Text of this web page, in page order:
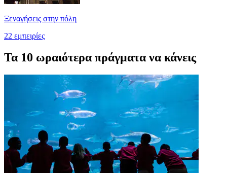
Ξεναγήσεις στην πόλη
22 εμπειρίες
Τα 10 ωραιότερα πράγματα να κάνεις